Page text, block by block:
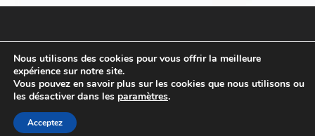
Ottawa (Ontario) K2P 2K3
© 2026Canadian Airports Council| Conseil des Aéroports du
Canada | All rights reserved | Tous droits réservés
Nous utilisons des cookies pour vous offrir la meilleure
expérience sur notre site.
Vous pouvez en savoir plus sur les cookies que nous utilisons ou
les désactiver dans les paramètres.
Acceptez